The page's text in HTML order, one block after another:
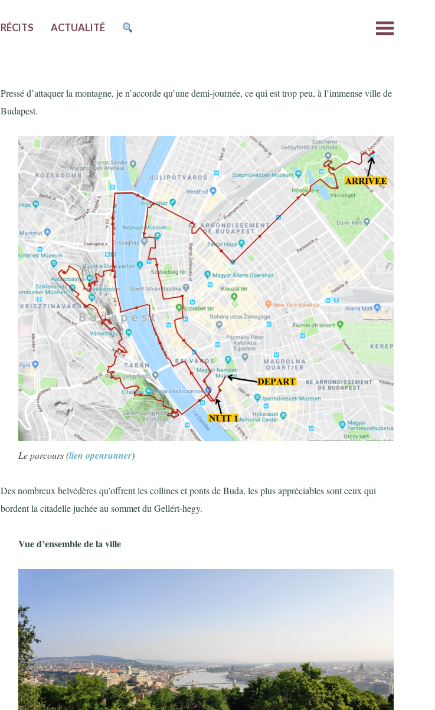
RÉCITS ACTUALITÉ
Pressé d’attaquer la montagne, je n’accorde qu’une demi-journée, ce qui est trop peu, à l’immense ville de
Budapest.
Le parcours (lien openrunner)
Des nombreux belvédères qu’offrent les collines et ponts de Buda, les plus appréciables sont ceux qui
bordent la citadelle juchée au sommet du Gellért-hegy.
Vue d’ensemble de la ville